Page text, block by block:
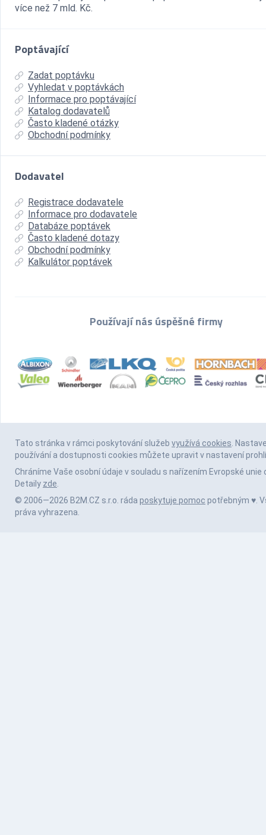
více než 7 mld. Kč.
Poptávající
Zadat poptávku
Vyhledat v poptávkách
Informace pro poptávající
Katalog dodavatelů
Často kladené otázky
Obchodní podmínky
Dodavatel
Registrace dodavatele
Informace pro dodavatele
Databáze poptávek
Často kladené dotazy
Obchodní podmínky
Kalkulátor poptávek
Používají nás úspěšné firmy
Tato stránka v rámci poskytování služeb využívá cookies.
používání a dostupnosti cookies můžete upravit v nastavení
Chráníme Vaše osobní údaje v souladu s nařízením Evropské unie
Detaily zde.
© 2006—2026 B2M.CZ s.r.o. ráda poskytuje pomoc potřebným ♥️.
práva vyhrazena.